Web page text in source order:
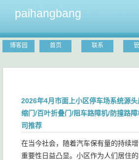
paihangbang
博客园 首页 联系
2026年4月市面上小区停车场系统源
缩门/百叶折叠门/阻车路障机/防撞路
司推荐
在当今社会，随着汽车保有量的持续
重要性日益凸显。小区作为人们居住